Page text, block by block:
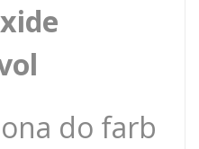
do farb